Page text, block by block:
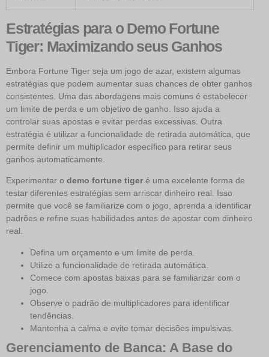
Estratégias para o Demo Fortune
Tiger: Maximizando seus Ganhos
Embora Fortune Tiger seja um jogo de azar, existem algumas
estratégias que podem aumentar suas chances de obter ganhos
consistentes. Uma das abordagens mais comuns é estabelecer
um limite de perda e um objetivo de ganho. Isso ajuda a
controlar suas apostas e evitar perdas excessivas. Outra
estratégia é utilizar a funcionalidade de retirada automática, que
permite definir um multiplicador específico para retirar seus
ganhos automaticamente.
Experimentar o demo fortune tiger é uma excelente forma de
testar diferentes estratégias sem arriscar dinheiro real. Isso
permite que você se familiarize com o jogo, aprenda a identificar
padrões e refine suas habilidades antes de apostar com dinheiro
real.
Defina um orçamento e um limite de perda.
Utilize a funcionalidade de retirada automática.
Comece com apostas baixas para se familiarizar com o
jogo.
Observe o padrão de multiplicadores para identificar
tendências.
Mantenha a calma e evite tomar decisões impulsivas.
Gerenciamento de Banca: A Base do